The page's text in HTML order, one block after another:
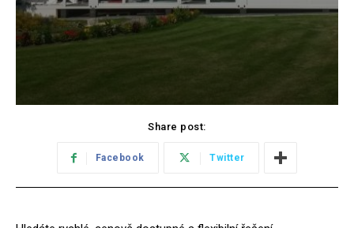
Share post:
Facebook Twitter